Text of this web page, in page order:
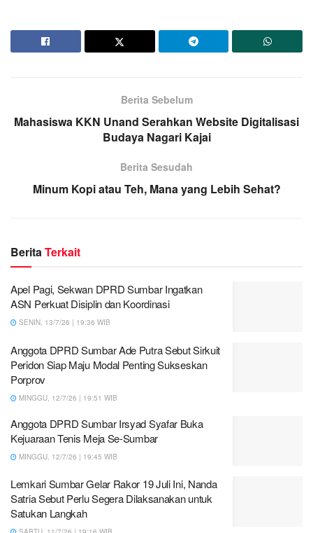
Berita Sebelum
Mahasiswa KKN Unand Serahkan Website Digitalisasi
Budaya Nagari Kajai
Berita Sesudah
Minum Kopi atau Teh, Mana yang Lebih Sehat?
BeritaTerkait
Apel Pagi, Sekwan DPRD Sumbar Ingatkan
ASN Perkuat Disiplin dan Koordinasi
SENIN, 13/7/26 | 19:36 WIB
Anggota DPRD Sumbar Ade Putra Sebut Sirkuit
Peridon Siap Maju Modal Penting Sukseskan
Porprov
MINGGU, 12/7/26 | 19:51 WIB
Anggota DPRD Sumbar Irsyad Syafar Buka
Kejuaraan Tenis Meja Se-Sumbar
MINGGU, 12/7/26 | 19:45 WIB
Lemkari Sumbar Gelar Rakor 19 Juli Ini, Nanda
Satria Sebut Perlu Segera Dilaksanakan untuk
Satukan Langkah